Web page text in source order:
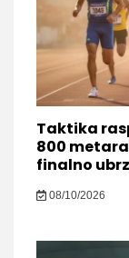
Taktika
800
finalno
08/10/2026